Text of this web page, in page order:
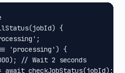
{
'processing') {
// Wait 2 seconds
await checkJobStatus(jobId);